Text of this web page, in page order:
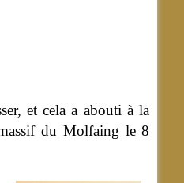
et cela a abouti à la
du Molfaing le 8